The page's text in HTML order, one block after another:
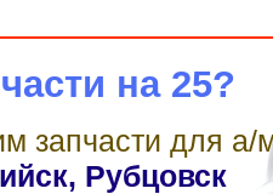
на 25?
запчасти для а/
Рубцовск